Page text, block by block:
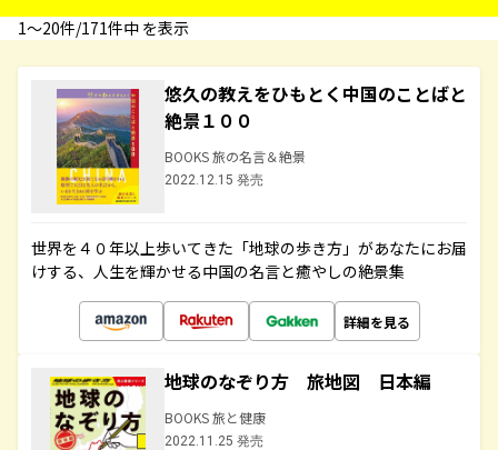
1〜20件/171件中 を表示
悠久の教えをひもとく中国のことばと
絶景１００
BOOKS 旅の名言＆絶景
2022.12.15 発売
世界を４０年以上歩いてきた「地球の歩き方」があなたにお届
けする、人生を輝かせる中国の名言と癒やしの絶景集
詳細を見る
地球のなぞり方 旅地図 日本編
BOOKS 旅と健康
2022.11.25 発売